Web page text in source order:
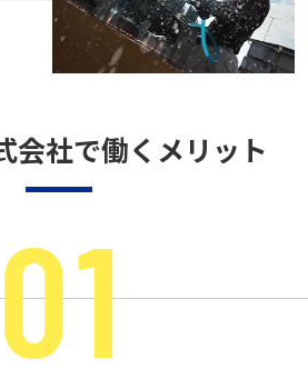
会社で働くメリット